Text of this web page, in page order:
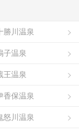
勝川温泉
子温泉
王温泉
香保温泉
怒川温泉